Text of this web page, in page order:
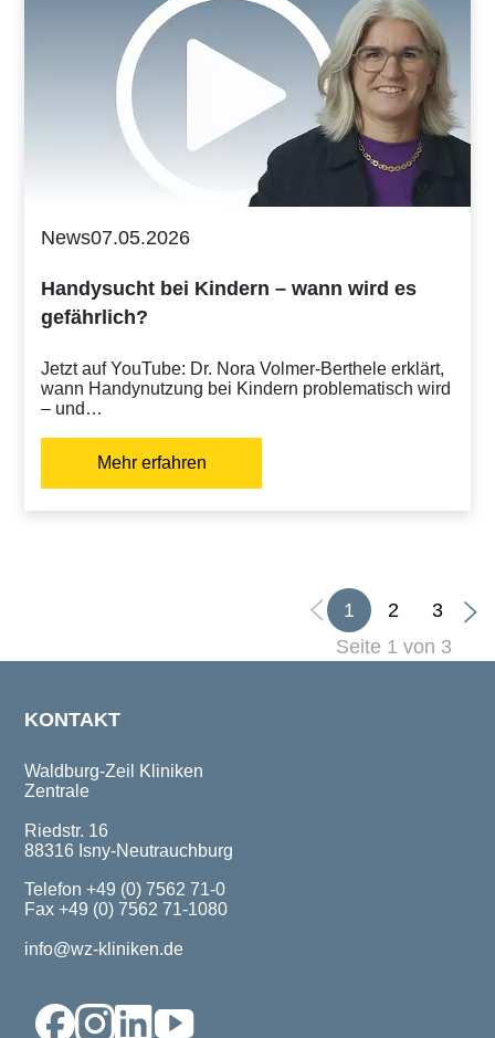
News07.05.2026
Handysucht bei Kindern – wann wird es
gefährlich?
Jetzt auf YouTube: Dr. Nora Volmer-Berthele erklärt,
wann Handynutzung bei Kindern problematisch wird
– und…
Mehr erfahren
1 2
3
Seite 1 von 3
KONTAKT
Waldburg-Zeil Kliniken
Zentrale
Riedstr. 16
88316 Isny-Neutrauchburg
Telefon +49 (0) 7562 71-0
Fax +49 (0) 7562 71-1080
info@wz-kliniken.de